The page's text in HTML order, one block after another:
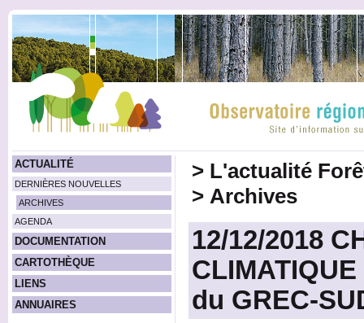
ACTUALITÉ
DERNIÈRES NOUVELLES
ARCHIVES
AGENDA
DOCUMENTATION
CARTOTHÈQUE
LIENS
ANNUAIRES
> L'actualité
> Archives
12/12/2018
du GREC-